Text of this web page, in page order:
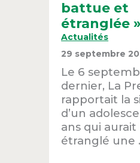
battue et
étranglée »
Actualités
29 septembre
Le 6
dernier, La
rapportait la
d’un
ans qui
étranglé une .